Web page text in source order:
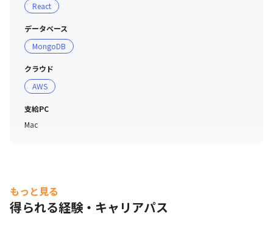
React
データベース
MongoDB
クラウド
AWS
支給PC
Mac
もっと見る
得られる経験・キャリアパス